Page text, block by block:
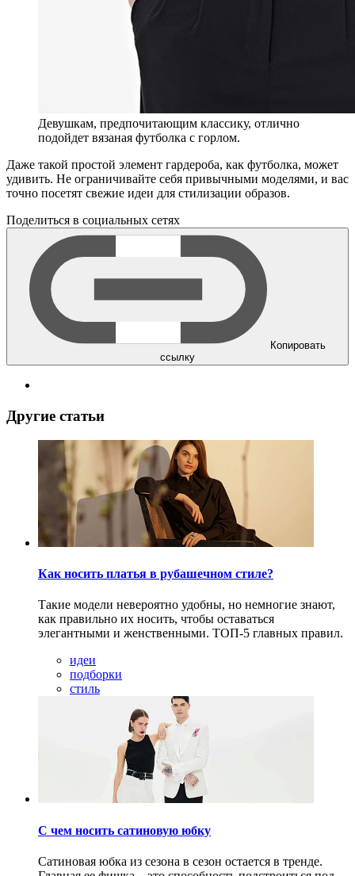
Девушкам, предпочитающим классику, отлично
подойдет вязаная футболка с горлом.
Даже такой простой элемент гардероба, как футболка, может
удивить. Не ограничивайте себя привычными моделями, и вас
точно посетят свежие идеи для стилизации образов.
Поделиться в социальных сетях
Копировать
ссылку
Другие статьи
Как носить платья в рубашечном стиле?
Такие модели невероятно удобны, но немногие знают,
как правильно их носить, чтобы оставаться
элегантными и женственными. ТОП-5 главных правил.
идеи
подборки
стиль
С чем носить сатиновую юбку
Сатиновая юбка из сезона в сезон остается в тренде.